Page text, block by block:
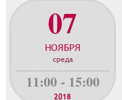
07
НОЯБРЯ
среда
11:00 - 15:00
2018